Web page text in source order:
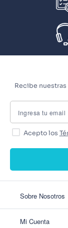
Recibe
Acepto los
Sobre Nosotros
Nuestas
Mi Cuenta